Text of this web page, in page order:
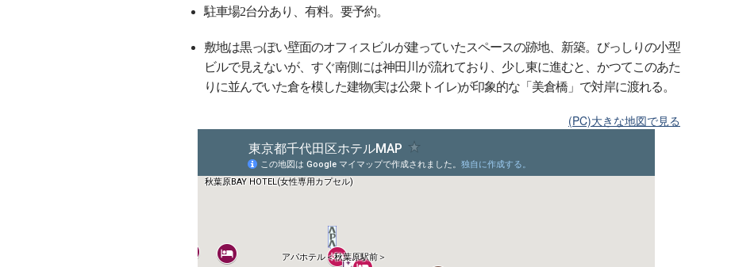
駐車場2台分あり、有料。要予約。
敷地は黒っぽい壁面のオフィスビルが建っていたスペースの跡地、新築。びっしりの小型
ビルで見えないが、すぐ南側には神田川が流れており、少し東に進むと、かつてこのあた
りに並んでいた倉を模した建物(実は公衆トイレ)が印象的な「美倉橋」で対岸に渡れる。
(PC)大きな地図で見る